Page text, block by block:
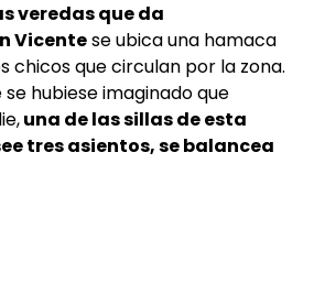
veredas que da
Vicentese ubica una hamaca
chicos que circulan por la zona.
hubiese imaginado que
una de las sillas de esta
tres asientos, se balancea